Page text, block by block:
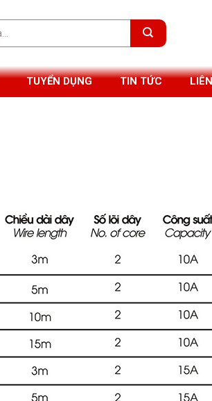
TUYỂN DỤNG TIN TỨC